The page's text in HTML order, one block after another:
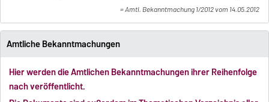
= Amtl. Bekanntmachung 1/2012 vom 14.05.2012
Amtliche Bekanntmachungen
Hier werden die Amtlichen Bekanntmachungen ihrer Reihenfolge
nach veröffentlicht.